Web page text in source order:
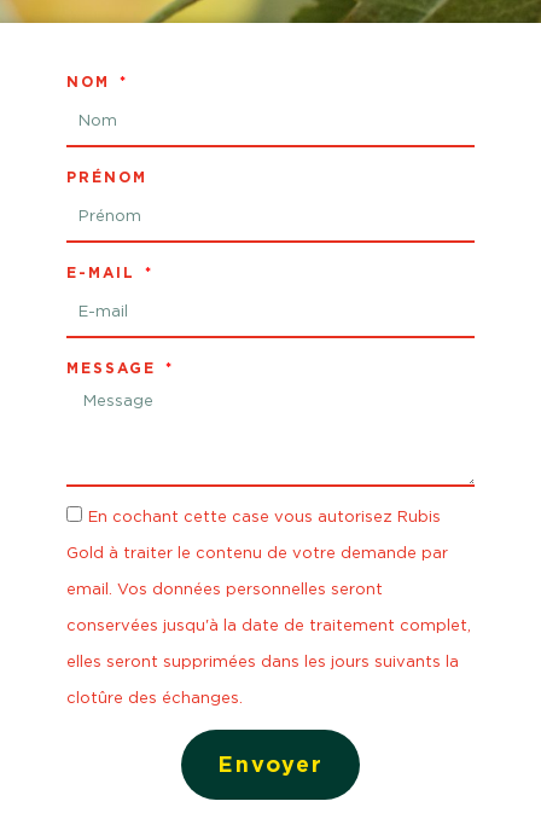
NOM
PRÉNOM
E-MAIL
MESSAGE
En cochant cette case vous autorisez Rubis
Gold à traiter le contenu de votre demande par
email. Vos données personnelles seront
conservées jusqu'à la date de traitement complet,
elles seront supprimées dans les jours suivants la
clotûre des échanges.
Envoyer